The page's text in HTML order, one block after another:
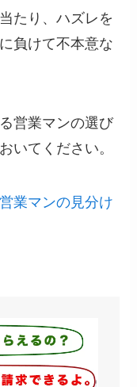
たり、ハズレを
負けて不本意な
営業マンの選び
いてください。
業マンの見分け